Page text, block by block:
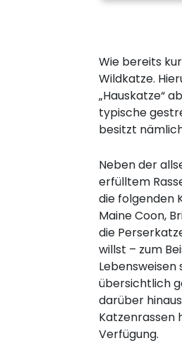
Wie bereits
Wildkatze.
„Hauskatze“
typische
besitzt
Neben der
erfülltem
die folgenden
Maine Coon,
die
willst – zum
übersichtlich
darüber
Katzenrassen
Verfügung.